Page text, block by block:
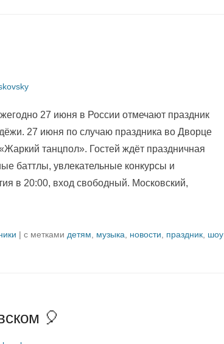
27 июня в России отмечают праздник
27 июня по случаю праздника во Дворце
танцпол». Гостей ждёт праздничная
баттлы, увлекательные конкурсы и
в 20:00, вход свободный. Московский,
| с метками детям музыка новости праздник шоу
🎈